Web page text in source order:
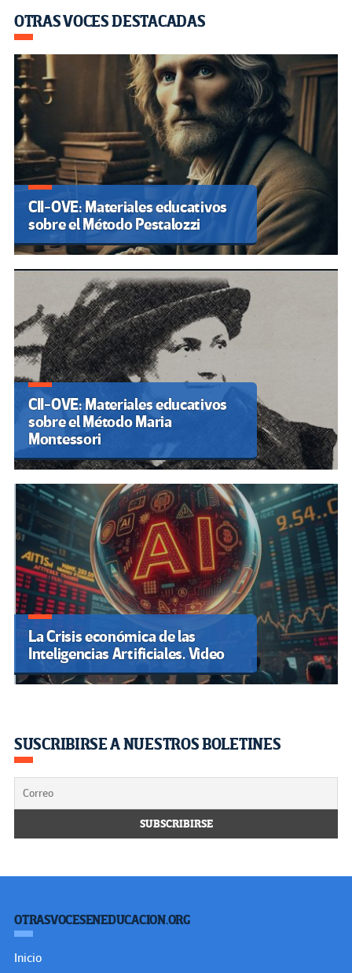
OTRAS VOCES DESTACADAS
CII-OVE: Materiales educativos
sobre el Método Pestalozzi
CII-OVE: Materiales educativos
sobre el Método Maria
Montessori
La Crisis económica de las
Inteligencias Artificiales. Video
SUSCRIBIRSE A NUESTROS BOLETINES
OTRASVOCESENEDUCACION.ORG
Inicio